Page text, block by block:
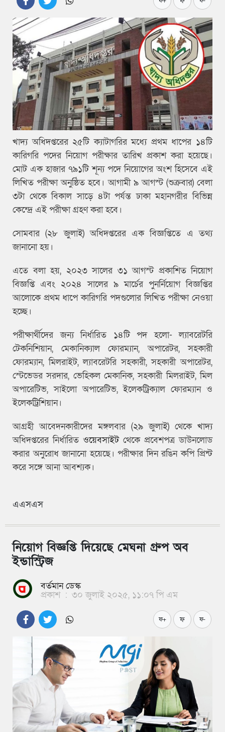
খাদ্য অধিদপ্তরের ২৫টি ক্যাটাগরির মধ্যে প্রথম ধাপের ১৪টি
কারিগরি পদের নিয়োগ পরীক্ষার তারিখ প্রকাশ করা হয়েছে।
মোট এক হাজার ৭৯১টি শূন্য পদে নিয়োগের অংশ হিসেবে এই
লিখিত পরীক্ষা অনুষ্ঠিত হবে। আগামী ৯ আগস্ট (শুক্রবার) বেলা
৩টা থেকে বিকাল সাড়ে ৪টা পর্যন্ত ঢাকা মহানগরীর বিভিন্ন
কেন্দ্রে এই পরীক্ষা গ্রহণ করা হবে।
সোমবার (২৮ জুলাই) অধিদপ্তরের এক বিজ্ঞপ্তিতে এ তথ্য
জানানো হয়।
এতে বলা হয়, ২০২৩ সালের ৩১ আগস্ট প্রকাশিত নিয়োগ
বিজ্ঞপ্তি এবং ২০২৪ সালের ৯ মার্চের পুনর্নিয়োগ বিজ্ঞপ্তির
আলোকে প্রথম ধাপে কারিগরি পদগুলোর লিখিত পরীক্ষা নেওয়া
হচ্ছে।
পরীক্ষার্থীদের জন্য নির্ধারিত ১৪টি পদ হলো- ল্যাবরেটরি
টেকনিশিয়ান, মেকানিক্যাল ফোরম্যান, অপারেটর, সহকারী
ফোরম্যান, মিলরাইট, ল্যাবরেটরি সহকারী, সহকারী অপারেটর,
স্টেভেডর সরদার, ভেহিকল মেকানিক, সহকারী মিলরাইট, মিল
অপারেটিভ, সাইলো অপারেটিভ, ইলেকট্রিক্যাল ফোরম্যান ও
ইলেকট্রিশিয়ান।
আগ্রহী আবেদনকারীদের মঙ্গলবার (২৯ জুলাই) থেকে খাদ্য
অধিদপ্তরের নির্ধারিত ওয়েবসাইট থেকে প্রবেশপত্র ডাউনলোড
করার অনুরোধ জানানো হয়েছে। পরীক্ষার দিন রঙিন কপি প্রিন্ট
করে সঙ্গে আনা আবশ্যক।
এএসএস
নিয়োগ বিজ্ঞপ্তি দিয়েছে মেঘনা গ্রুপ অব
ইন্ডাস্ট্রিজ
বর্তমান ডেস্ক
প্রকাশ : ৩০ জুলাই ২০২৫, ১১:০৭ পি এম
ফ+ ফ ফ-